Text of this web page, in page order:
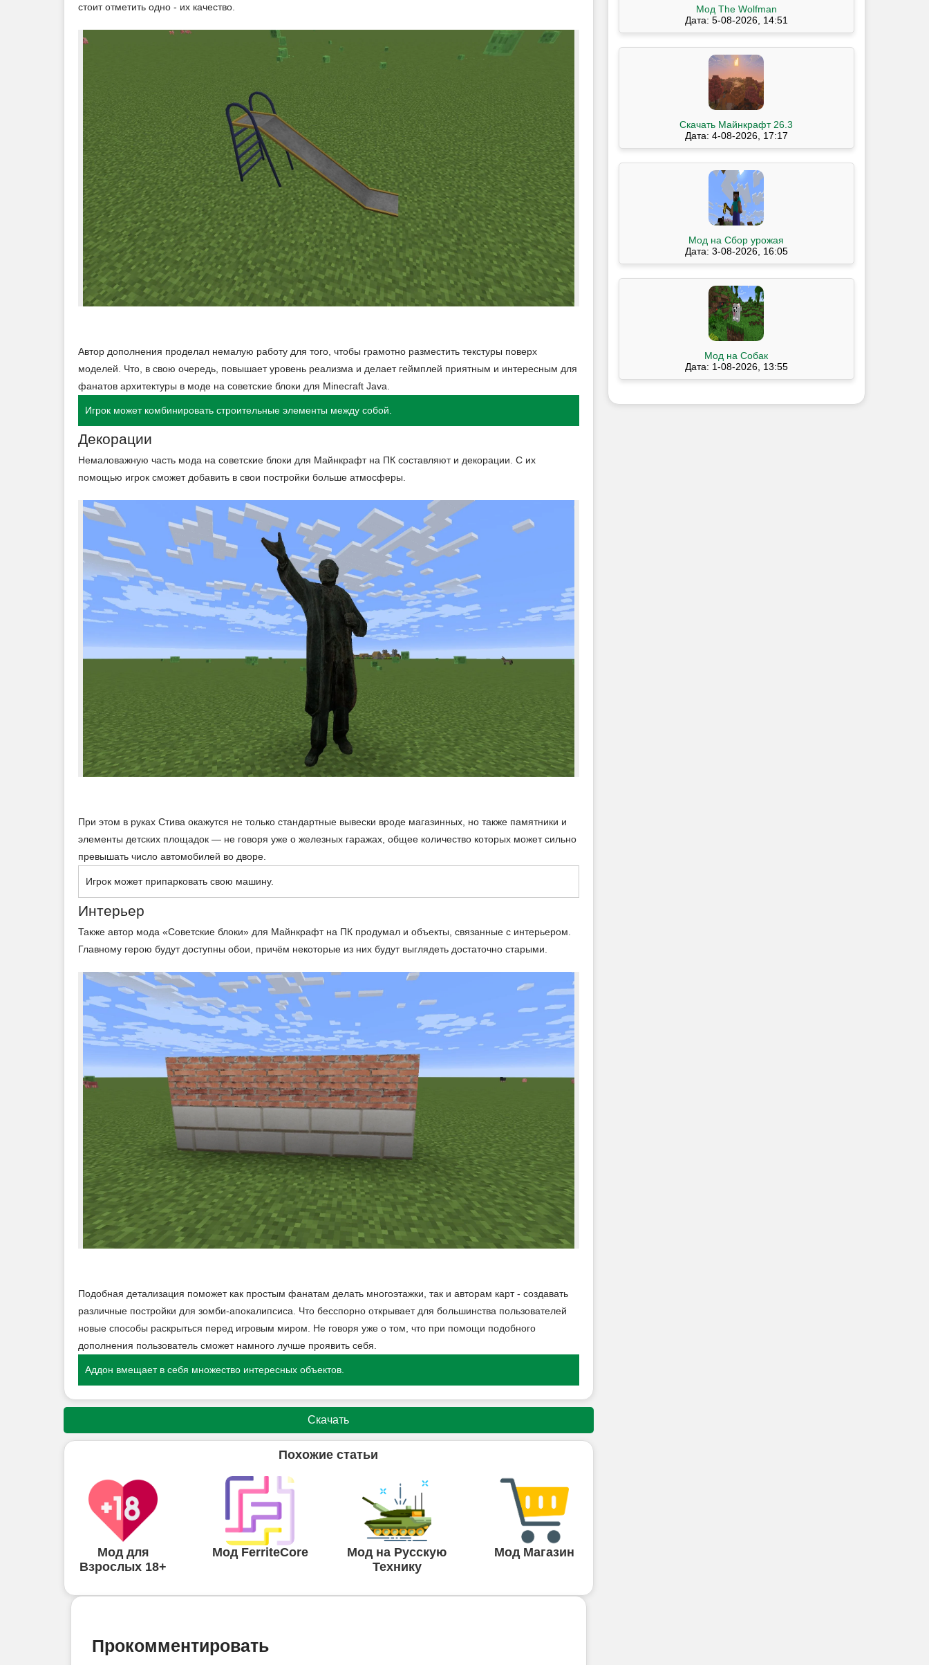
стоит отметить одно - их качество.
Автор дополнения проделал немалую работу для того, чтобы грамотно разместить текстуры поверх
моделей. Что, в свою очередь, повышает уровень реализма и делает геймплей приятным и интересным для
фанатов архитектуры в моде на советские блоки для Minecraft Java.
Игрок может комбинировать строительные элементы между собой.
Декорации
Немаловажную часть мода на советские блоки для Майнкрафт на ПК составляют и декорации. С их
помощью игрок сможет добавить в свои постройки больше атмосферы.
При этом в руках Стива окажутся не только стандартные вывески вроде магазинных, но также памятники и
элементы детских площадок — не говоря уже о железных гаражах, общее количество которых может сильно
превышать число автомобилей во дворе.
Игрок может припарковать свою машину.
Интерьер
Также автор мода «Советские блоки» для Майнкрафт на ПК продумал и объекты, связанные с интерьером.
Главному герою будут доступны обои, причём некоторые из них будут выглядеть достаточно старыми.
Подобная детализация поможет как простым фанатам делать многоэтажки, так и авторам карт - создавать
различные постройки для зомби-апокалипсиса. Что бесспорно открывает для большинства пользователей
новые способы раскрыться перед игровым миром. Не говоря уже о том, что при помощи подобного
дополнения пользователь сможет намного лучше проявить себя.
Аддон вмещает в себя множество интересных объектов.
Скачать
Похожие статьи
Мод для
Взрослых 18+
Мод FerriteCore
Мод на Русскую
Технику
Мод Магазин
Прокомментировать
Мод The Wolfman
Дата: 5-08-2026, 14:51
Скачать Майнкрафт 26.3
Дата: 4-08-2026, 17:17
Мод на Сбор урожая
Дата: 3-08-2026, 16:05
Мод на Собак
Дата: 1-08-2026, 13:55